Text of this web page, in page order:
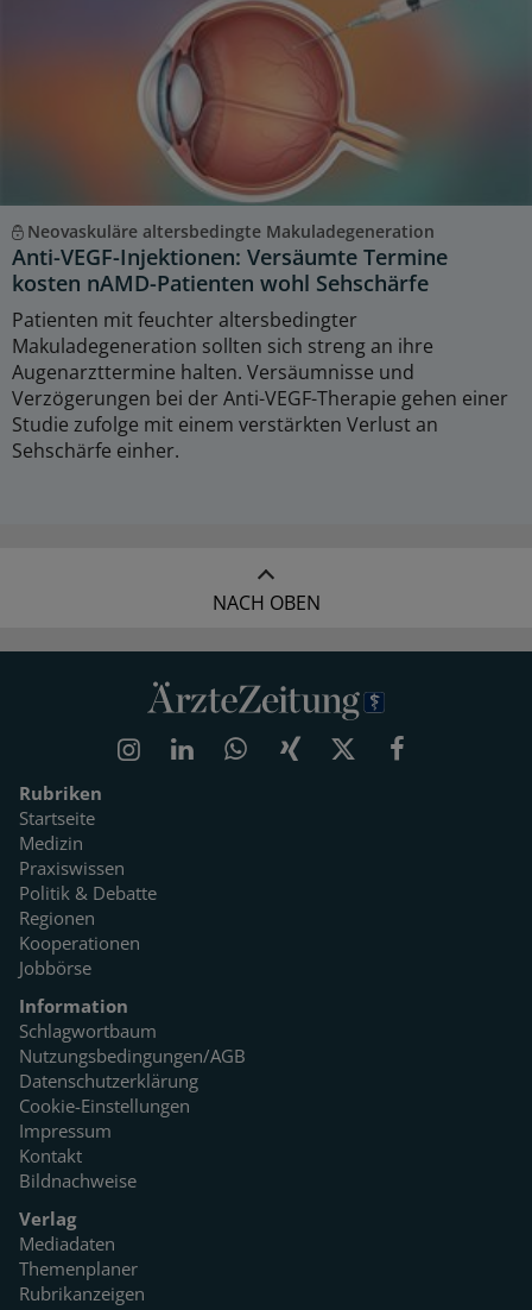
Neovaskuläre altersbedingte Makuladegeneration
Anti-VEGF-Injektionen: Versäumte Termine
kosten nAMD-Patienten wohl Sehschärfe
Patienten mit feuchter altersbedingter
Makuladegeneration sollten sich streng an ihre
Augenarzttermine halten. Versäumnisse und
Verzögerungen bei der Anti-VEGF-Therapie gehen einer
Studie zufolge mit einem verstärkten Verlust an
Sehschärfe einher.
NACH OBEN
Rubriken
Startseite
Medizin
Praxiswissen
Politik & Debatte
Regionen
Kooperationen
Jobbörse
Information
Schlagwortbaum
Nutzungsbedingungen/AGB
Datenschutzerklärung
Cookie-Einstellungen
Impressum
Kontakt
Bildnachweise
Verlag
Mediadaten
Themenplaner
Rubrikanzeigen